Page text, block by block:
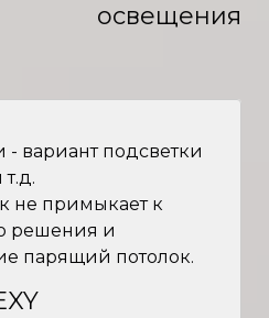
освещения
вариант подсветки
не примыкает к
решения и
парящий потолок.